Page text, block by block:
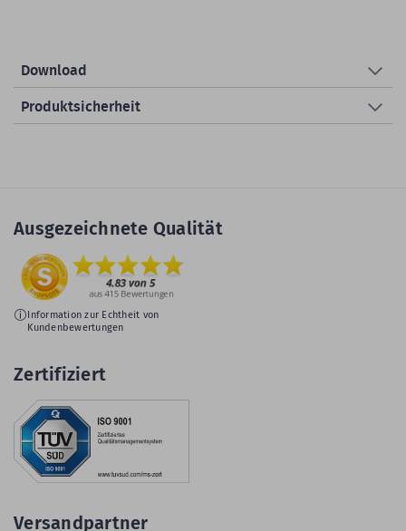
Download
Produktsicherheit
Ausgezeichnete Qualität
Information zur Echtheit von
Kundenbewertungen
Zertifiziert
Versandpartner